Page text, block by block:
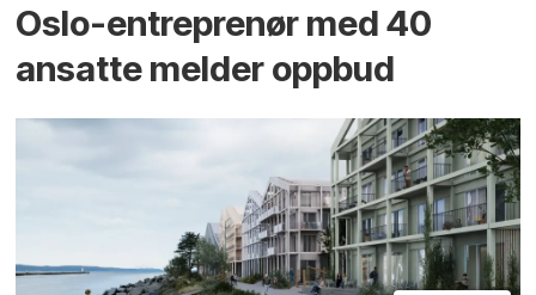
Oslo-entreprenør med 40
ansatte melder oppbud